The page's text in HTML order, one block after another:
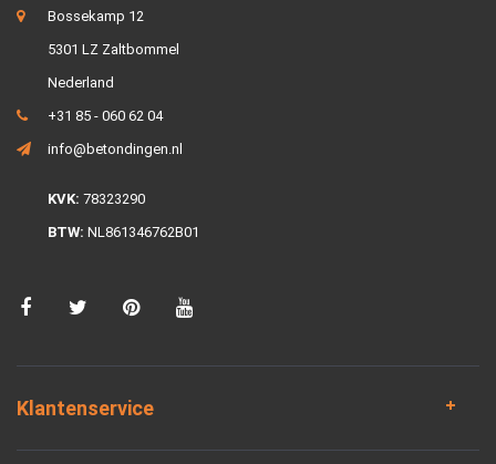
Bossekamp 12
5301 LZ Zaltbommel
Nederland
+31 85 - 060 62 04
info@betondingen.nl
KVK: 78323290
BTW: NL861346762B01
Klantenservice